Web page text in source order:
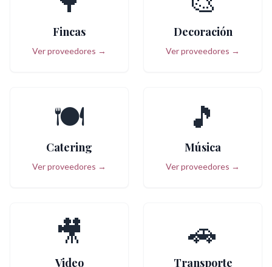
Fincas
Ver proveedores →
Decoración
Ver proveedores →
🍽️
Catering
Ver proveedores →
🎵
Música
Ver proveedores →
🎥
Video
🚗
Transporte